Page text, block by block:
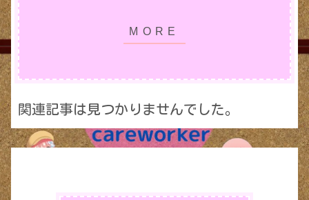
関連記事は見つかりませんでした。